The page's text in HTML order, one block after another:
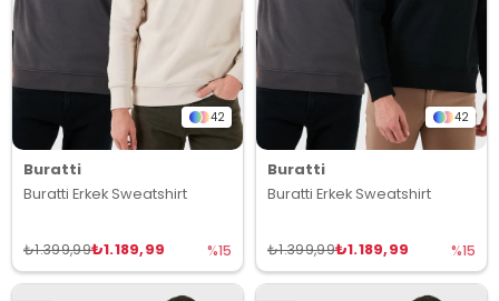
42
Buratti
Buratti Erkek Sweatshirt
₺1.189,99
₺1.399,99 %15
42
Buratti
Buratti Erkek Sweatshirt
₺1.189,99
₺1.399,99 %15